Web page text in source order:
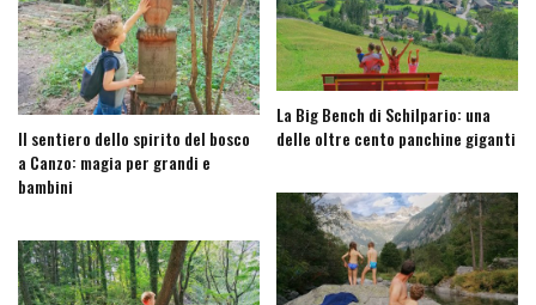
La Big Bench di Schilpario: una
delle oltre cento panchine giganti
Il sentiero dello spirito del bosco
a Canzo: magia per grandi e
bambini